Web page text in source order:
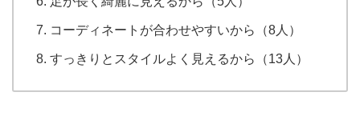
コーディネートが合わせやすいから（8人）
すっきりとスタイルよく見えるから（13人）